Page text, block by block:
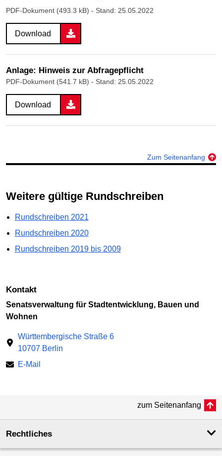
PDF-Dokument (493.3 kB) - Stand: 25.05.2022
Download
Anlage: Hinweis zur Abfragepflicht
PDF-Dokument (541.7 kB) - Stand: 25.05.2022
Download
Zum Seitenanfang
Weitere gültige Rundschreiben
Rundschreiben 2021
Rundschreiben 2020
Rundschreiben 2019 bis 2009
Kontakt
Senatsverwaltung für Stadtentwicklung, Bauen und
Wohnen
Württembergische Straße 6
10707 Berlin
E-Mail
zum Seitenanfang
Rechtliches